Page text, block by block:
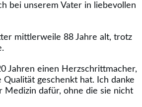
bei unserem Vater in liebevollen
mittlerweile 88 Jahre alt, trotz
Jahren einen Herzschrittmacher,
geschenkt hat. Ich danke
Medizin dafür, ohne die sie nicht